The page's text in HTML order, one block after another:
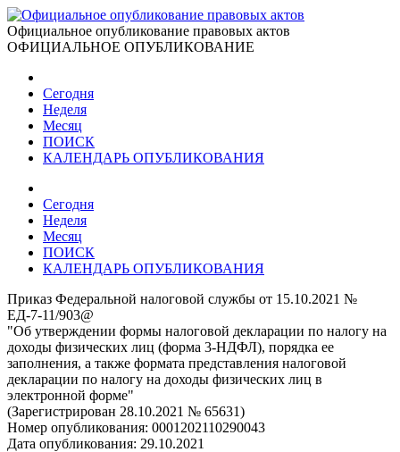
Официальное опубликование правовых актов
ОФИЦИАЛЬНОЕ ОПУБЛИКОВАНИЕ
Сегодня
Неделя
Месяц
ПОИСК
КАЛЕНДАРЬ ОПУБЛИКОВАНИЯ
Сегодня
Неделя
Месяц
ПОИСК
КАЛЕНДАРЬ ОПУБЛИКОВАНИЯ
Приказ Федеральной налоговой службы от 15.10.2021 №
ЕД-7-11/903@
"Об утверждении формы налоговой декларации по налогу на
доходы физических лиц (форма 3-НДФЛ), порядка ее
заполнения, а также формата представления налоговой
декларации по налогу на доходы физических лиц в
электронной форме"
(Зарегистрирован 28.10.2021 № 65631)
Номер опубликования: 0001202110290043
Дата опубликования: 29.10.2021